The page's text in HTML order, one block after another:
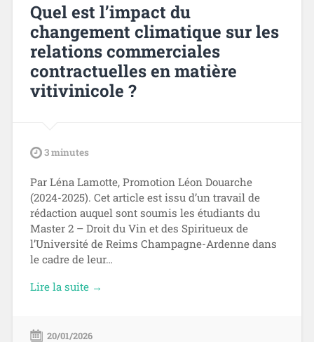
Quel est l’impact du
changement climatique sur les
relations commerciales
contractuelles en matière
vitivinicole ?
tdl3minutes
Par Léna Lamotte, Promotion Léon Douarche
(2024-2025). Cet article est issu d’un travail de
rédaction auquel sont soumis les étudiants du
Master 2 – Droit du Vin et des Spiritueux de
l’Université de Reims Champagne-Ardenne dans
le cadre de leur…
Lire la suite →
20/01/2026